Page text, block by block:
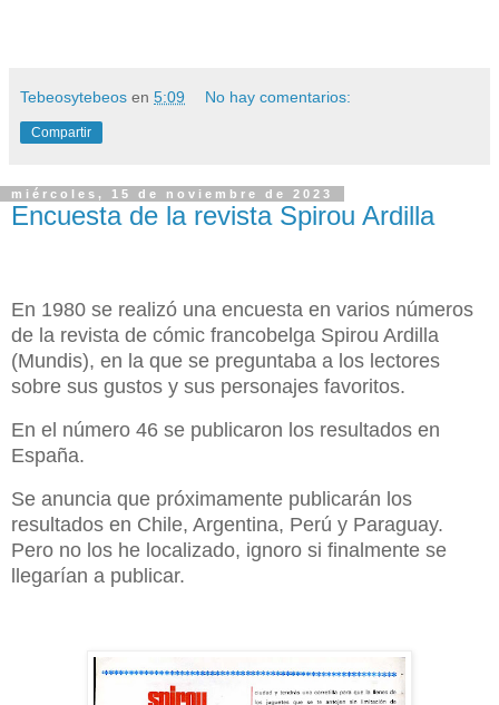
Tebeosytebeos en 5:09 No hay comentarios:
Compartir
miércoles, 15 de noviembre de 2023
Encuesta de la revista Spirou Ardilla
En 1980 se realizó una encuesta en varios números
de la revista de cómic francobelga Spirou Ardilla
(Mundis), en la que se preguntaba a los lectores
sobre sus gustos y sus personajes favoritos.
En el número 46 se publicaron los resultados en
España.
Se anuncia que próximamente publicarán los
resultados en Chile, Argentina, Perú y Paraguay.
Pero no los he localizado, ignoro si finalmente se
llegarían a publicar.